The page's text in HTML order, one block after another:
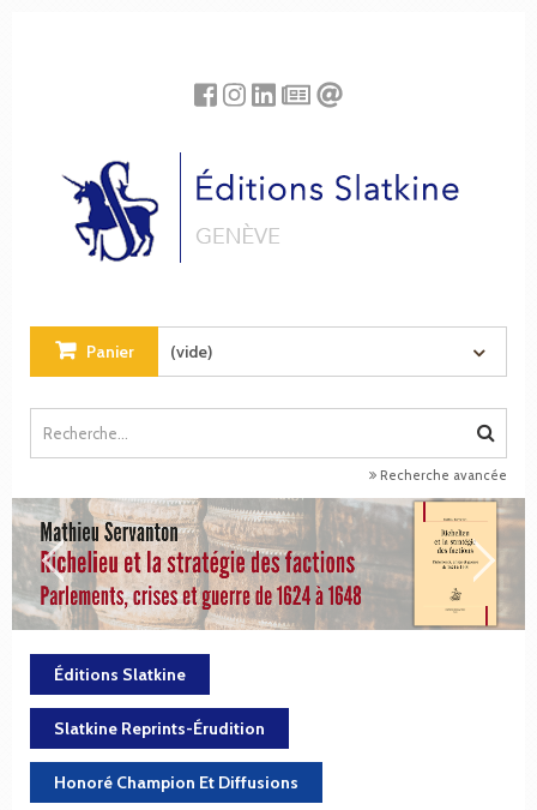
Panier (vide)
Recherche avancée
Éditions Slatkine
Slatkine Reprints-Érudition
Honoré Champion Et Diffusions